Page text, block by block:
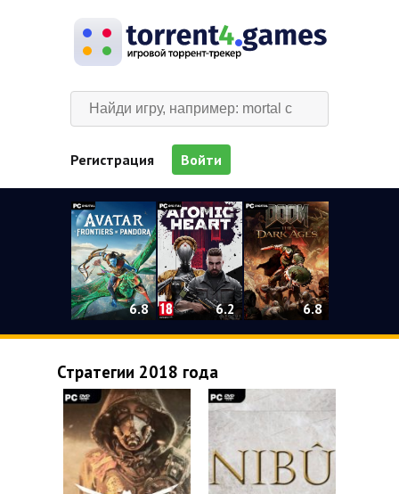
Регистрация Войти
6.8 6.2 6.8
Стратегии 2018 года